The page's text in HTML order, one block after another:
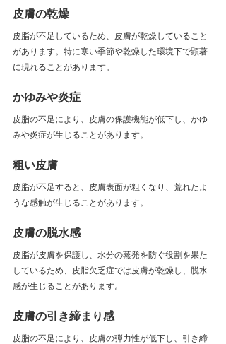
皮膚の乾燥
皮脂が不足しているため、皮膚が乾燥していること
があります。特に寒い季節や乾燥した環境下で顕著
に現れることがあります。
かゆみや炎症
皮脂の不足により、皮膚の保護機能が低下し、かゆ
みや炎症が生じることがあります。
粗い皮膚
皮脂が不足すると、皮膚表面が粗くなり、荒れたよ
うな感触が生じることがあります。
皮膚の脱水感
皮脂が皮膚を保護し、水分の蒸発を防ぐ役割を果た
しているため、皮脂欠乏症では皮膚が乾燥し、脱水
感が生じることがあります。
皮膚の引き締まり感
皮脂の不足により、皮膚の弾力性が低下し、引き締